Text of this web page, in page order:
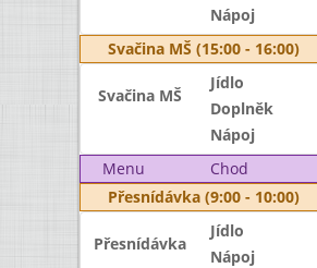
Nápoj
Svačina MŠ (15:00 - 16:00)
Svačina MŠ
Jídlo
Doplněk
Nápoj
Menu
Chod
Přesnídávka (9:00 - 10:00)
Přesnídávka
Jídlo
Nápoj